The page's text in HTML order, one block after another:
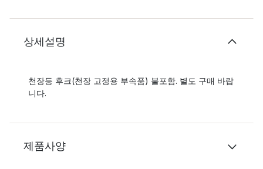
상세설명
천장등 후크(천장 고정용 부속품) 불포함. 별도 구매 바랍
니다.
제품사양